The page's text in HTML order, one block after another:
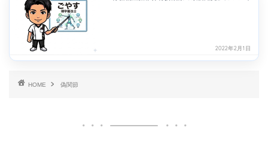
2022年2月1日
HOME 偽関節